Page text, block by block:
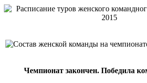
Чемпионат закончен. Победила